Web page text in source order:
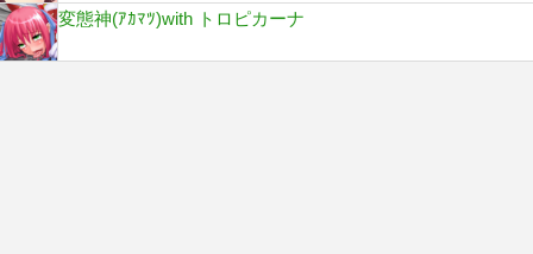
変態神(ｱｶﾏﾂ)with トロピカーナ